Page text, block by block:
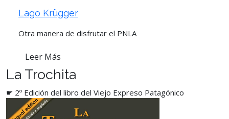
Lago Krügger
Otra manera de disfrutar el PNLA
Leer Más
La Trochita
☛ 2º Edición del libro del Viejo Expreso Patagónico